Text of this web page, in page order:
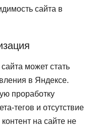
сайта в
может стать
в Яндексе.
проработку
тегов и отсутствие
на сайте не